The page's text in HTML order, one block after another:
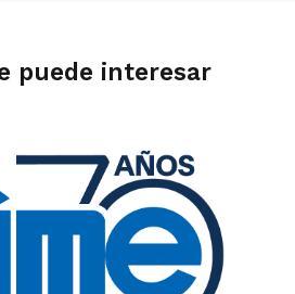
puede interesar